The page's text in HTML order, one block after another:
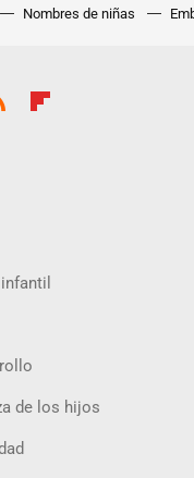
Nombres de niñas
de los hijos